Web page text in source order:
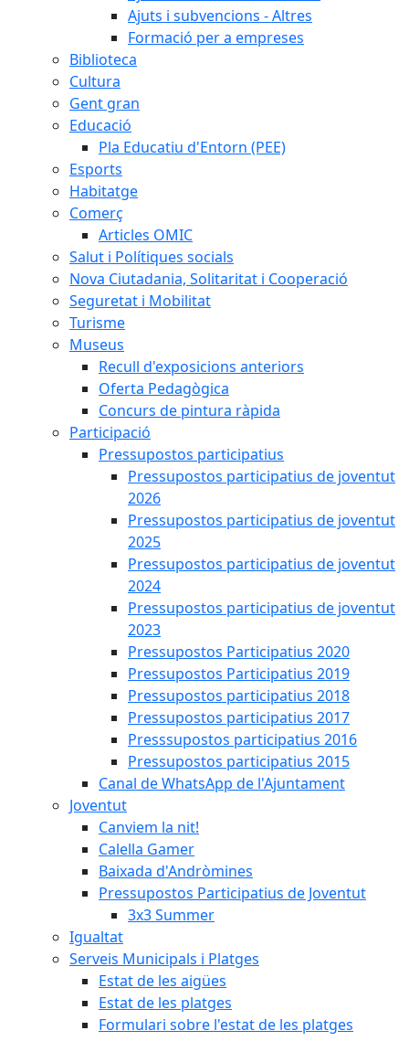
Ajuts i subvencions - Altres
Formació per a empreses
Biblioteca
Cultura
Gent gran
Educació
Pla Educatiu d'Entorn (PEE)
Esports
Habitatge
Comerç
Articles OMIC
Salut i Polítiques socials
Nova Ciutadania, Solitaritat i Cooperació
Seguretat i Mobilitat
Turisme
Museus
Recull d'exposicions anteriors
Oferta Pedagògica
Concurs de pintura ràpida
Participació
Pressupostos participatius
Pressupostos participatius de joventut
2026
Pressupostos participatius de joventut
2025
Pressupostos participatius de joventut
2024
Pressupostos participatius de joventut
2023
Pressupostos Participatius 2020
Pressupostos Participatius 2019
Pressupostos participatius 2018
Pressupostos participatius 2017
Presssupostos participatius 2016
Pressupostos participatius 2015
Canal de WhatsApp de l'Ajuntament
Joventut
Canviem la nit!
Calella Gamer
Baixada d'Andròmines
Pressupostos Participatius de Joventut
3x3 Summer
Igualtat
Serveis Municipals i Platges
Estat de les aigües
Estat de les platges
Formulari sobre l'estat de les platges